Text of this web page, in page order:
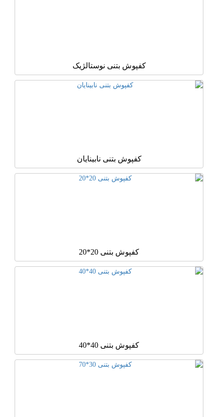
کفپوش بتنی نوستالژیک
کفپوش بتنی نابینایان
کفپوش بتنی 20*20
کفپوش بتنی 40*40